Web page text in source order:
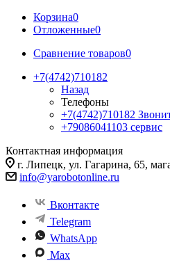
Корзина0
Отложенные0
Сравнение товаров0
+7(4742)710182
Назад
Телефоны
+7(4742)710182
+79086041103 сервис
Контактная информация
г. Липецк, ул. Гагарина, 65,
info@yarobotonline.ru
Вконтакте
Telegram
WhatsApp
Max